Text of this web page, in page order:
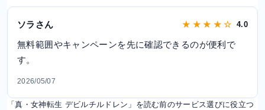
ソラさん ★ ★ ★ ★ ☆ 4.0
無料範囲やキャンペーンを先に確認できるのが便利で
す。
2026/05/07
「真・女神転生 デビルチルドレン」を読む前のサービス選びに役立つ